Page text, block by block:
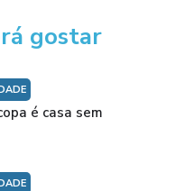
gostar
é casa sem